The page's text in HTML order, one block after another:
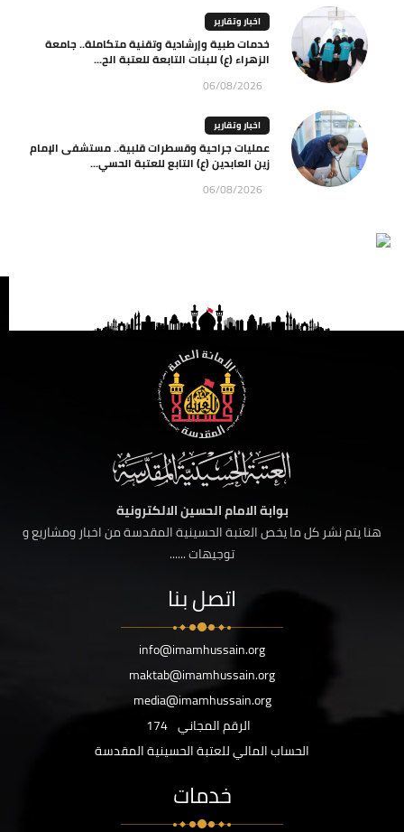
اخبار وتقارير
خدمات طبية وإرشادية وتقنية متكاملة.. جامعة
الزهراء (ع) للبنات التابعة للعتبة الح...
06/08/2026
اخبار وتقارير
عمليات جراحية وقسطرات قلبية.. مستشفى الإمام
زين العابدين (ع) التابع للعتبة الحسي...
06/08/2026
بوابة الامام الحسين الالكترونية
هنا يتم نشر كل ما يخص العتبة الحسينية المقدسة من اخبار ومشاريع و
توجيهات ......
اتصل بنا
info@imamhussain.org
maktab@imamhussain.org
media@imamhussain.org
الرقم المجاني 174
الحساب المالي للعتبة الحسينية المقدسة
خدمات